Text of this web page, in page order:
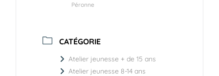
Péronne
CATÉGORIE
Atelier jeunesse + de 15 ans
Atelier jeunesse 8-14 ans